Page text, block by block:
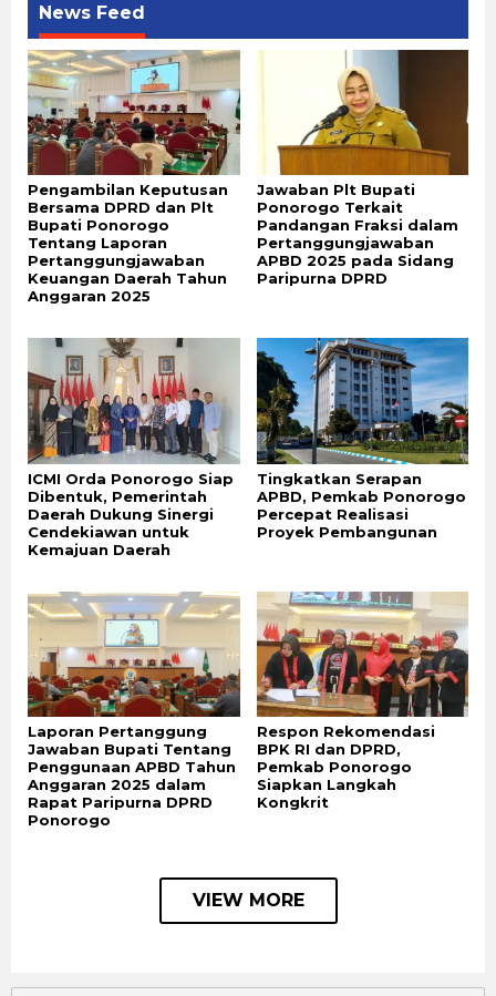
News Feed
Pengambilan Keputusan
Bersama DPRD dan Plt
Bupati Ponorogo
Tentang Laporan
Pertanggungjawaban
Keuangan Daerah Tahun
Anggaran 2025
Jawaban Plt Bupati
Ponorogo Terkait
Pandangan Fraksi dalam
Pertanggungjawaban
APBD 2025 pada Sidang
Paripurna DPRD
ICMI Orda Ponorogo Siap
Dibentuk, Pemerintah
Daerah Dukung Sinergi
Cendekiawan untuk
Kemajuan Daerah
Tingkatkan Serapan
APBD, Pemkab Ponorogo
Percepat Realisasi
Proyek Pembangunan
Laporan Pertanggung
Jawaban Bupati Tentang
Penggunaan APBD Tahun
Anggaran 2025 dalam
Rapat Paripurna DPRD
Ponorogo
Respon Rekomendasi
BPK RI dan DPRD,
Pemkab Ponorogo
Siapkan Langkah
Kongkrit
VIEW MORE